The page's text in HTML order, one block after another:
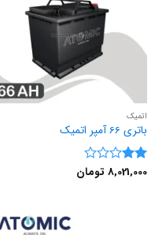
اتمیک
باتری 66 آمپر اتمیک
نمره
8,021,000 تومان